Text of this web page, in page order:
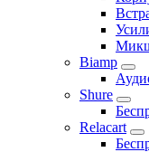
Biamp
Shure
Relacart